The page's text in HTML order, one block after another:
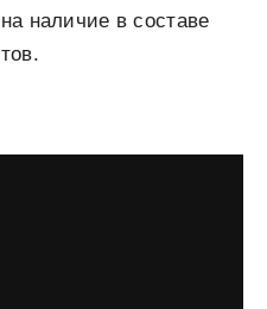
наличие в составе